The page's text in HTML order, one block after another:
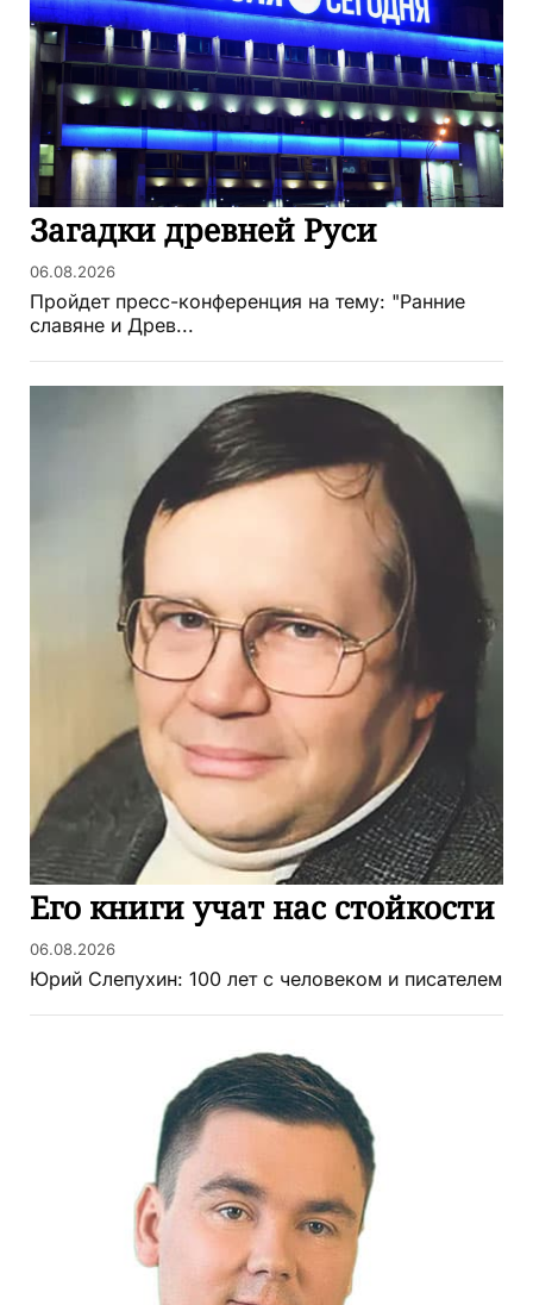
Загадки древней Руси
06.08.2026
Пройдет пресс-конференция на тему: "Ранние
славяне и Древ...
Его книги учат нас стойкости
06.08.2026
Юрий Слепухин: 100 лет с человеком и писателем